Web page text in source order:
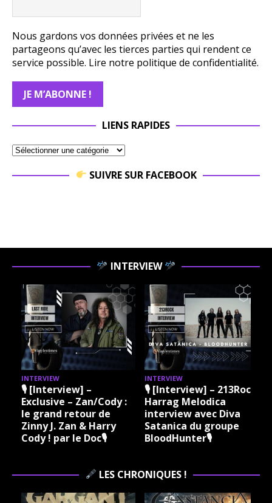
Nous gardons vos données privées et ne les
partageons qu’avec les tierces parties qui rendent ce
service possible. Lire notre politique de confidentialité.
LIENS RAPIDES
SUIVRE SUR FACEBOOK
INTERVIEW
INTERVIEW
🎙 [Interview] –
Exclusive – Zan/Cody :
le grand retour de
Zinny J. Zan & Harry
Cody ! par le Doc🎙
INTERVIEW
🎙 [Interview] – 213Rock
Harrag Melodica
interview avec Diva
Satanica du groupe
BloodHunter🎙
LES CHRONIQUES !